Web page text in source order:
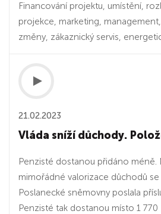
Financování projektu, umístění,
projekce, marketing,
změny, zákaznický servis,
21.02.2023
Vláda sníží důchody.
Penzisté dostanou přidáno méně.
mimořádné valorizace důchodů
Poslanecké sněmovny poslala
Penzisté tak dostanou místo 1 770